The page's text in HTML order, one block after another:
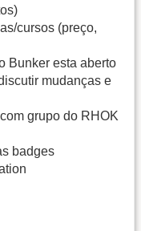
cursos (preço,
Bunker esta aberto
mudanças e
grupo do RHOK
badges